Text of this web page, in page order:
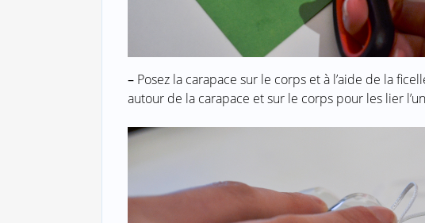
–Posez la carapace sur le corps et à l’aide de la
autour de la carapace et sur le corps pour les lier l’un